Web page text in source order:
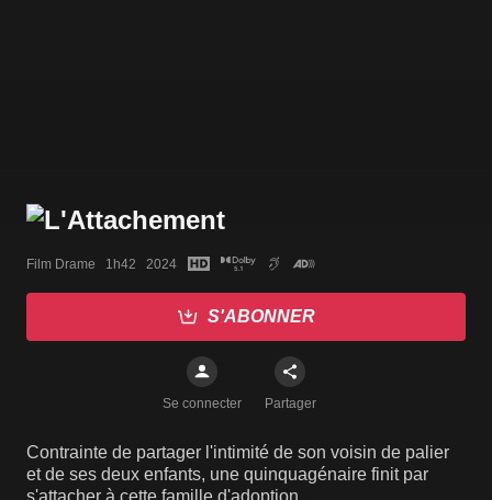
Film Drame   1h42   2024
S'ABONNER
Se connecter Partager
Contrainte de partager l'intimité de son voisin de palier
et de ses deux enfants, une quinquagénaire finit par